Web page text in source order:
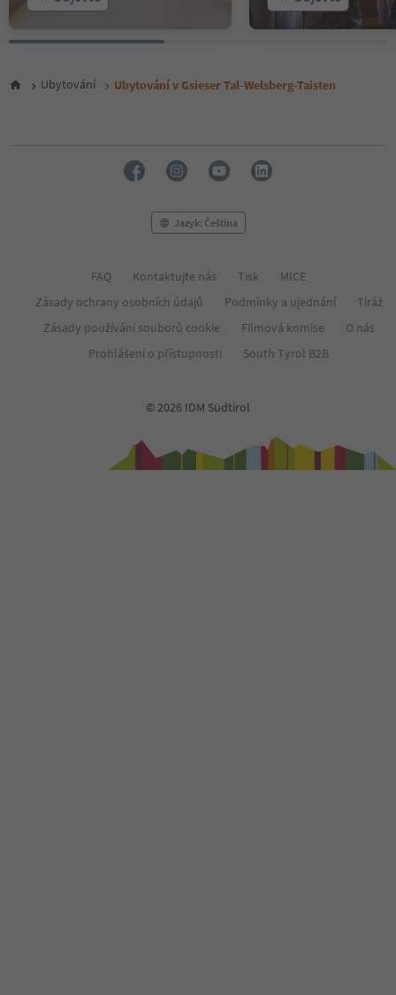
Ubytování Ubytování v Gsieser Tal-Welsberg-Taisten
Jazyk: Čeština
FAQ Kontaktujte nás Tisk
MICE
Zásady ochrany osobních údajů
Podmínky a ujednání
Tiráž
Zásady používání souborů cookie
Filmová komise
O nás
Prohlášení o přístupnosti
South Tyrol B2B
© 2026 IDM Südtirol